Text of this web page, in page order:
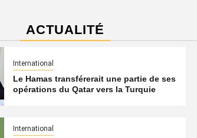
ACTUALITÉ
International
Le Hamas transférerait une partie de ses
opérations du Qatar vers la Turquie
International